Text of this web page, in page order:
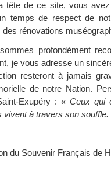
tête de ce site, vous
temps de respect de
rénovations
profondément
je vous adresse un
resteront à jamais
de notre Nation.
Exupéry : « Ceux qui
vivent à travers son souffle.
du Souvenir Français de